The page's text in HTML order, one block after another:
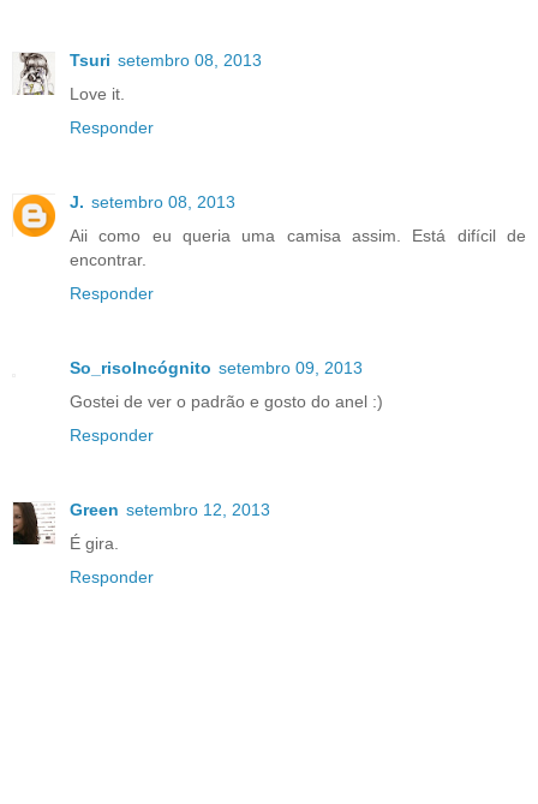
Tsuri setembro 08, 2013
Love it.
Responder
J. setembro 08, 2013
Aii como eu queria uma camisa assim. Está difícil de
encontrar.
Responder
So_risoIncógnito setembro 09, 2013
Gostei de ver o padrão e gosto do anel :)
Responder
Green setembro 12, 2013
É gira.
Responder